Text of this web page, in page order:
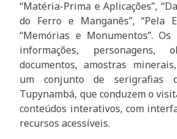
“Matéria-Prima e Aplicações”,
do Ferro e Manganês”, “Pela
“Memórias e Monumentos”.
informações, personagens,
documentos, amostras
um conjunto de serigrafias
Tupynambá, que conduzem o
conteúdos interativos, com
recursos acessíveis.